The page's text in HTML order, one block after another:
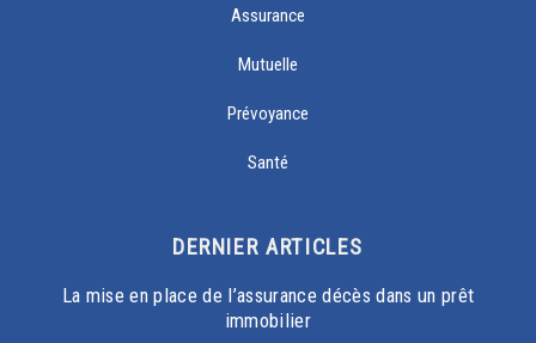
Assurance
Mutuelle
Prévoyance
Santé
DERNIER ARTICLES
La mise en place de l’assurance décès dans un prêt
immobilier